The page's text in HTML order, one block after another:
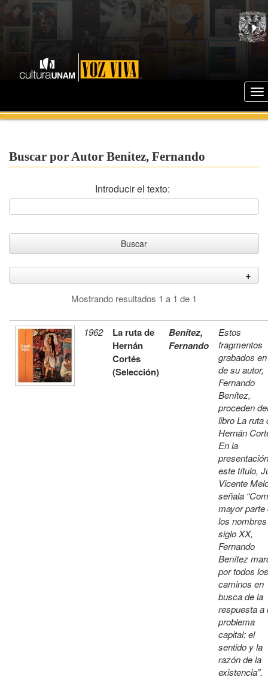
Buscar por Autor Benítez, Fernando
Introducir el texto:
Mostrando resultados 1 a 1 de 1
1962
La ruta de
Hernán
Cortés
(Selección)
Benítez,
Fernando
Estos
fragmentos
grabados
de su autor,
Fernando
Benítez,
proceden del
libro La ruta
Hernán
En la
este título,
Vicente
señala
mayor parte
los
siglo XX,
Fernando
Benítez
por todos los
caminos en
busca de la
respuesta a
problema
capital: el
sentido y la
razón de la
existencia”.